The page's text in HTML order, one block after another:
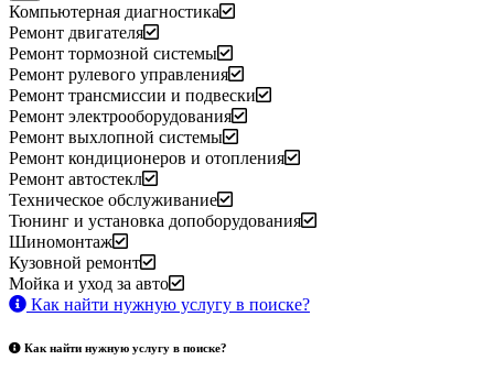
Компьютерная диагностика
Ремонт двигателя
Ремонт тормозной системы
Ремонт рулевого управления
Ремонт трансмиссии и подвески
Ремонт электрооборудования
Ремонт выхлопной системы
Ремонт кондиционеров и отопления
Ремонт автостекл
Техническое обслуживание
Тюнинг и установка допоборудования
Шиномонтаж
Кузовной ремонт
Мойка и уход за авто
Как найти нужную услугу в поиске?
Как найти нужную услугу в поиске?